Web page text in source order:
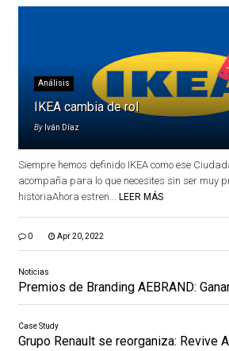
Análisis
IKEA cambia de rol
By Iván Díaz
Siempre hemos definido IKEA como ese
acompaña para lo que necesites sin ser muy
historiaAhora estren... LEER MÁS
0 Apr 20, 2022
Noticias
Premios de Branding AEBRAND:
Case Study
Grupo Renault se reorganiza: Revive